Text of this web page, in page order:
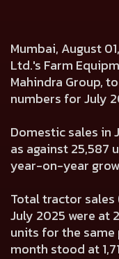
Mumbai, August
Ltd.'s Farm
Mahindra Group,
numbers for July
Domestic sales in
as against 25,587
year-on-year
Total tractor
July 2025 were at
units for the
month stood at